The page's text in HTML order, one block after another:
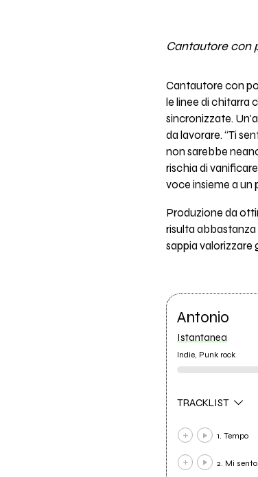
Cantautore con
Cantautore con
le linee di chitarra
sincronizzate.
da lavorare. “Ti
non sarebbe
rischia di
voce insieme a un
Produzione da
risulta
sappia valorizzare
Antonio
Istantanea
Indie, Punk rock
TRACKLIST
1. Tempo
2. Mi sento